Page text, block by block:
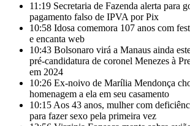
11:19 Secretaria de Fazenda alerta para
pagamento falso de IPVA por Pix
10:58 Idosa comemora 107 anos com
e encanta web
10:43 Bolsonaro virá a Manaus ainda
pré-candidatura de coronel Menezes à
em 2024
10:26 Ex-noivo de Marília Mendonça
homenagem a ela em seu casamento
10:15 Aos 43 anos, mulher com
para fazer sexo pela primeira vez